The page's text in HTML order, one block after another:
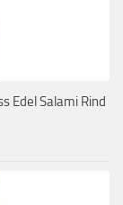
Edel Salami Rind